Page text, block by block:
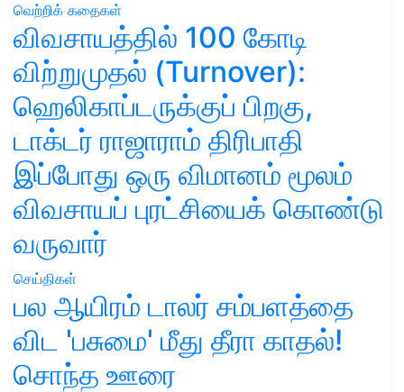
வெற்றிக் கதைகள்
விவசாயத்தில் 100 கோடி
விற்றுமுதல் (Turnover):
ஹெலிகாப்டருக்குப் பிறகு,
டாக்டர் ராஜாராம் திரிபாதி
இப்போது ஒரு விமானம் மூலம்
விவசாயப் புரட்சியைக் கொண்டு
வருவார்
செய்திகள்
பல ஆயிரம் டாலர் சம்பளத்தை
விட 'பசுமை' மீது தீரா காதல்!
சொந்த ஊரை